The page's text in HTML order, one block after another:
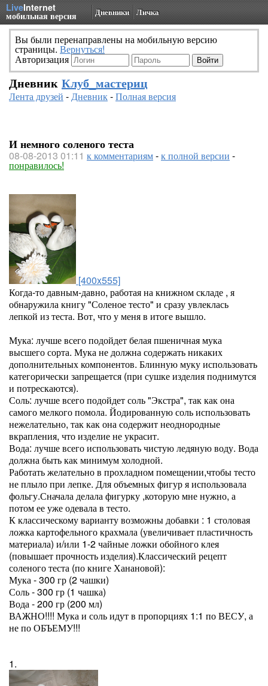
LiveInternet
мобильная версия Дневники Личка
Вы были перенаправлены на мобильную версию
страницы. Вернуться!
Авторизация
Дневник Клуб_мастериц
Лента друзей -Дневник-Полная версия
И немного соленого теста
08-08-2013 01:11 к комментариям-к полной версии -
понравилось!
[400x555]
Когда-то давным-давно, работая на книжном складе , я
обнаружила книгу "Соленое тесто" и сразу увлеклась
лепкой из теста. Вот, что у меня в итоге вышло.
Мука: лучше всего подойдет белая пшеничная мука
высшего сорта. Мука не должна содержать никаких
дополнительных компонентов. Блинную муку использовать
категорически запрещается (при сушке изделия поднимутся
и потрескаются).
Соль: лучше всего подойдет соль "Экстра", так как она
самого мелкого помола. Йодированную соль использовать
нежелательно, так как она содержит неоднородные
вкрапления, что изделие не украсит.
Вода: лучше всего использовать чистую ледяную воду. Вода
должна быть как минимум холодной.
Работать желательно в прохладном помещении,чтобы тесто
не плыло при лепке. Для объемных фигур я использовала
фольгу.Сначала делала фигурку ,которую мне нужно, а
потом ее уже одевала в тесто.
К классическому варианту возможны добавки : 1 столовая
ложка картофельного крахмала (увеличивает пластичность
материала) и/или 1-2 чайные ложки обойного клея
(повышает прочность изделия).Классический рецепт
соленого теста (по книге Ханановой):
Мука - 300 гр (2 чашки)
Соль - 300 гр (1 чашка)
Вода - 200 гр (200 мл)
ВАЖНО!!!! Мука и соль идут в пропорциях 1:1 по ВЕСУ, а
не по ОБЪЕМУ!!!
1.